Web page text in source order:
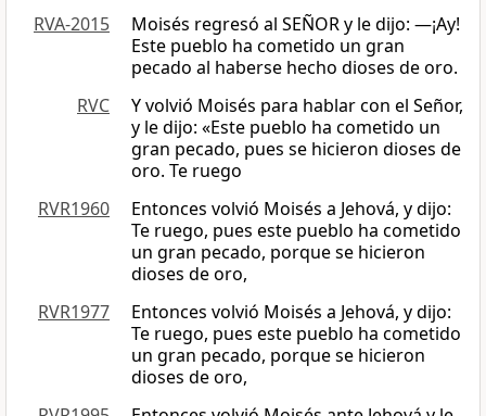
RVA-2015
Moisés regresó al SEÑOR y le dijo: —¡Ay!
Este pueblo ha cometido un gran
pecado al haberse hecho dioses de oro.
RVC
Y volvió Moisés para hablar con el Señor,
y le dijo: «Este pueblo ha cometido un
gran pecado, pues se hicieron dioses de
oro. Te ruego
RVR1960
Entonces volvió Moisés a Jehová, y dijo:
Te ruego, pues este pueblo ha cometido
un gran pecado, porque se hicieron
dioses de oro,
RVR1977
Entonces volvió Moisés a Jehová, y dijo:
Te ruego, pues este pueblo ha cometido
un gran pecado, porque se hicieron
dioses de oro,